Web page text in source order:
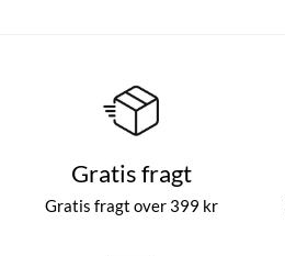
Gratis fragt
Gratis fragt over 399 kr